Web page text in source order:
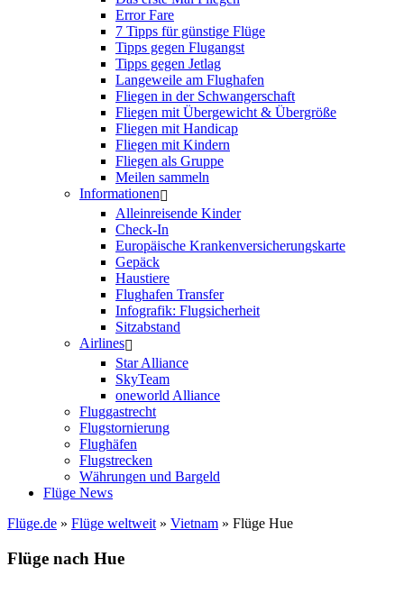
Error Fare
7 Tipps für günstige Flüge
Tipps gegen Flugangst
Tipps gegen Jetlag
Langeweile am Flughafen
Fliegen in der Schwangerschaft
Fliegen mit Übergewicht & Übergröße
Fliegen mit Handicap
Fliegen mit Kindern
Fliegen als Gruppe
Meilen sammeln
Informationen
Alleinreisende Kinder
Check-In
Europäische Krankenversicherungskarte
Gepäck
Haustiere
Flughafen Transfer
Infografik: Flugsicherheit
Sitzabstand
Airlines
Star Alliance
SkyTeam
oneworld Alliance
Fluggastrecht
Flugstornierung
Flughäfen
Flugstrecken
Währungen und Bargeld
Flüge News
Flüge.de » Flüge weltweit » Vietnam » Flüge Hue
Flüge nach Hue